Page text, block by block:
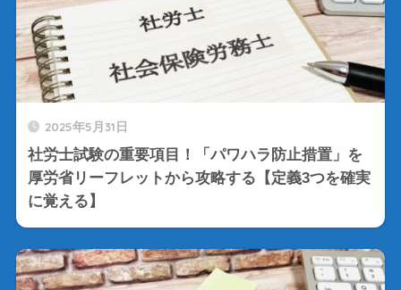
2025年5月31日
社労士試験の重要項目！「パワハラ防止措置」を
厚労省リーフレットから攻略する【定義3つを確実
に覚える】